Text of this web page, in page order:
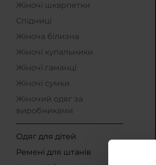
Жіночі шкарпетки
Спідниці
Жіноча білизна
Жіночі купальники
Жіночі гаманці
Жіночі сумки
Жіночий одяг за
виробниками
Одяг для дітей
Ремені для штанів